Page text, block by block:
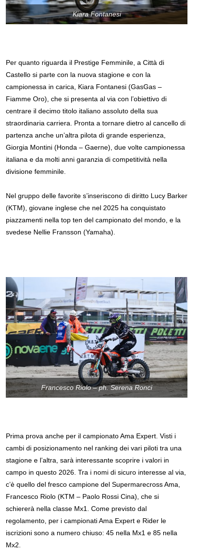
Kiara Fontanesi
Per quanto riguarda il Prestige Femminile, a Città di
Castello si parte con la nuova stagione e con la
campionessa in carica, Kiara Fontanesi (GasGas –
Fiamme Oro), che si presenta al via con l’obiettivo di
centrare il decimo titolo italiano assoluto della sua
straordinaria carriera. Pronta a tornare dietro al cancello di
partenza anche un’altra pilota di grande esperienza,
Giorgia Montini (Honda – Gaerne), due volte campionessa
italiana e da molti anni garanzia di competitività nella
divisione femminile.
Nel gruppo delle favorite s’inseriscono di diritto Lucy Barker
(KTM), giovane inglese che nel 2025 ha conquistato
piazzamenti nella top ten del campionato del mondo, e la
svedese Nellie Fransson (Yamaha).
Francesco Riolo – ph. Serena Ronci
Prima prova anche per il campionato Ama Expert. Visti i
cambi di posizionamento nel ranking dei vari piloti tra una
stagione e l’altra, sarà interessante scoprire i valori in
campo in questo 2026. Tra i nomi di sicuro interesse al via,
c’è quello del fresco campione del Supermarecross Ama,
Francesco Riolo (KTM – Paolo Rossi Cina), che si
schiererà nella classe Mx1. Come previsto dal
regolamento, per i campionati Ama Expert e Rider le
iscrizioni sono a numero chiuso: 45 nella Mx1 e 85 nella
Mx2.